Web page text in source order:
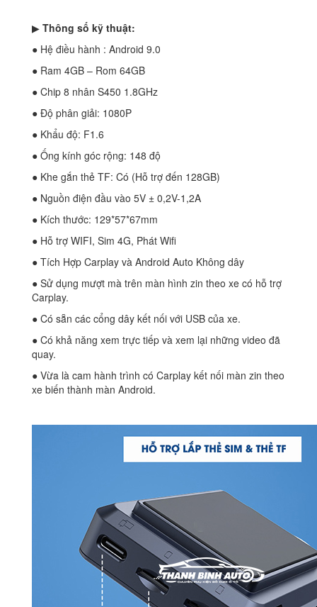
▶ Thông số kỹ thuật:
● Hệ điều hành : Android 9.0
● Ram 4GB – Rom 64GB
● Chip 8 nhân S450 1.8GHz
● Độ phân giải: 1080P
● Khẩu độ: F1.6
● Ống kính góc rộng: 148 độ
● Khe gắn thẻ TF: Có (Hỗ trợ đến 128GB)
● Nguồn điện đầu vào 5V ± 0,2V-1,2A
● Kích thước: 129*57*67mm
● Hỗ trợ WIFI, Sim 4G, Phát Wifi
● Tích Hợp Carplay và Android Auto Không dây
● Sử dụng mượt mà trên màn hình zin theo xe có hỗ trợ
Carplay.
● Có sẵn các cổng dây kết nối với USB của xe.
● Có khả năng xem trực tiếp và xem lại những video đã
quay.
● Vừa là cam hành trình có Carplay kết nối màn zin theo
xe biến thành màn Android.